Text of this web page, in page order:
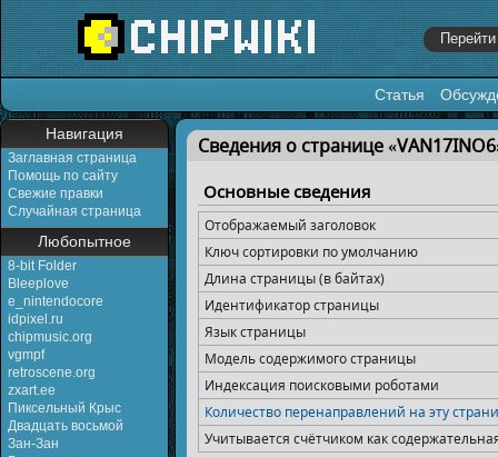
Статья
Навигация
Заглавная страница
Помощь по сайту
Свежие правки
Случайная страница
Любопытное
8-bit Folder
Bleeplove
e_nintendocore
idpixel.ru
chipmusic.org
vgmpf
retroscene.org
zxart.ee
Пиксельный Крыс
Двадцать восьмой
Зан-Зан
Перейти к:навигация,поиск
Сведения о странице
Основные сведения
Отображаемый заголовок
Ключ сортировки по умолчанию
Длина страницы (в байтах)
Идентификатор страницы
Язык страницы
Модель содержимого страницы
Индексация поисковыми роботами
Количество перенаправлений на эту
Учитывается счётчиком как